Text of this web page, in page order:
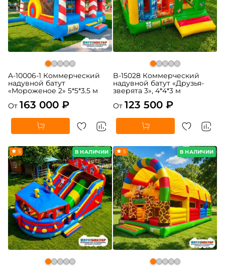
A-10006-1 Коммерческий
надувной батут
«Мороженое 2» 5*5*3.5 м
От 163 000 ₽
B-15028 Коммерческий
надувной батут «Друзья-
зверята 3», 4*4*3 м
От 123 500 ₽
В НАЛИЧИИ
5 В НАЛИЧИИ
5